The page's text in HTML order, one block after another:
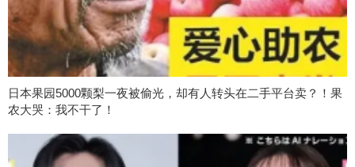
日本果园5000颗梨一夜被偷光，却有人转头在二手平台卖？！果
农大哭：我不干了！